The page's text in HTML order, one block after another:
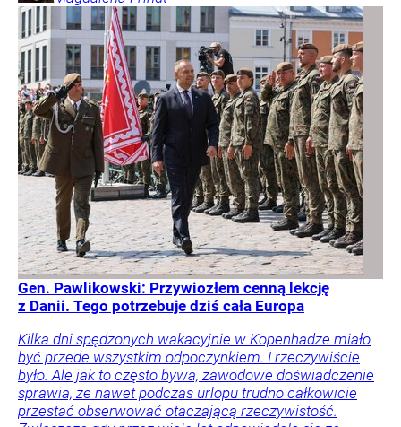
Gen. Pawlikowski: Przywiozłem cenną lekcję
z Danii. Tego potrzebuje dziś cała Europa
Kilka dni spędzonych wakacyjnie w Kopenhadze miało
być przede wszystkim odpoczynkiem. I rzeczywiście
było. Ale jak to często bywa, zawodowe doświadczenie
sprawia, że nawet podczas urlopu trudno całkowicie
przestać obserwować otaczającą rzeczywistość.